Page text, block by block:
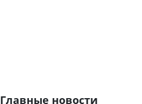
Главные новости